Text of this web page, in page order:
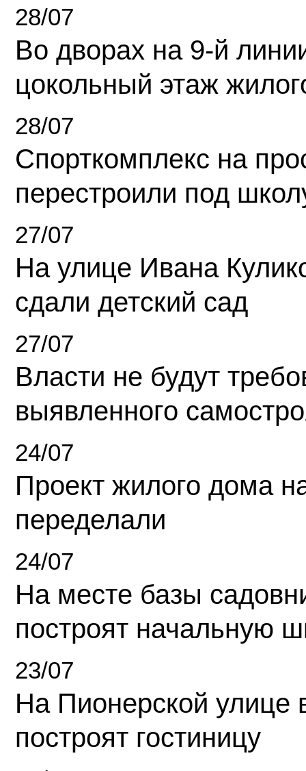
28/07
Во дворах на 9-й
цокольный этаж
28/07
Спорткомплекс на
перестроили под
27/07
На улице Ивана
сдали детский сад
27/07
Власти не будут
выявленного
24/07
Проект жилого дома
переделали
24/07
На месте базы
построят начальную
23/07
На Пионерской улице
построят гостиницу